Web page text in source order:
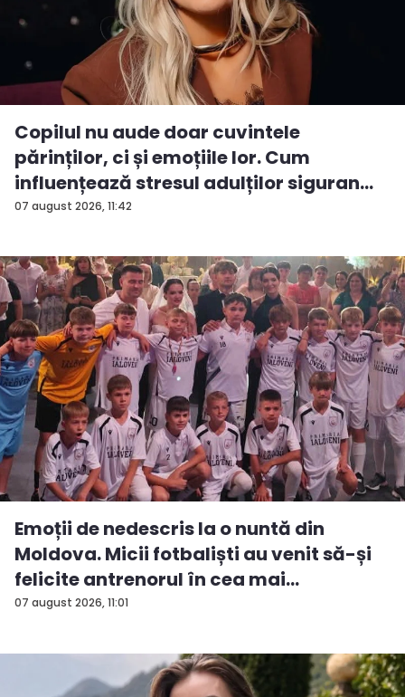
07 august 2026, 11:42
Copilul nu aude doar cuvintele
părinților, ci și emoțiile lor. Cum
influențează stresul adulților siguran...
07 august 2026, 11:01
Emoții de nedescris la o nuntă din
Moldova. Micii fotbaliști au venit să-și
felicite antrenorul în cea mai
importan...